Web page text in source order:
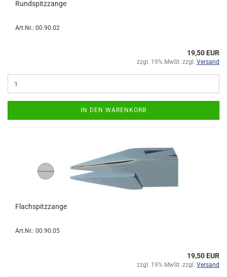
Rundspitzzange
Art.Nr.: 00.90.02
19,50 EUR
zzgl. 19% MwSt. zzgl. Versand
IN DEN WARENKORB
Flachspitzzange
Art.Nr.: 00.90.05
19,50 EUR
zzgl. 19% MwSt. zzgl. Versand